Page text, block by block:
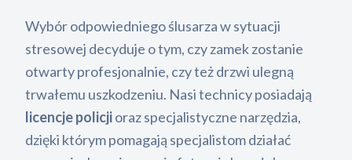
Wybór odpowiedniego ślusarza w sytuacji
stresowej decyduje o tym, czy zamek zostanie
otwarty profesjonalnie, czy też drzwi ulegną
trwałemu uszkodzeniu. Nasi technicy posiadają
licencje policjioraz specjalistyczne narzędzia,
dzięki którym pomagają specjalistom działać